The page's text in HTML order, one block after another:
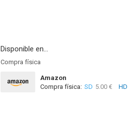
Disponible en...
Compra física
Amazon
Compra física: SD 5.00 € HD